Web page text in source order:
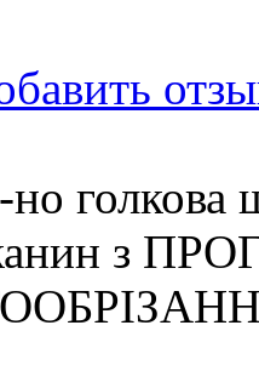
но
з